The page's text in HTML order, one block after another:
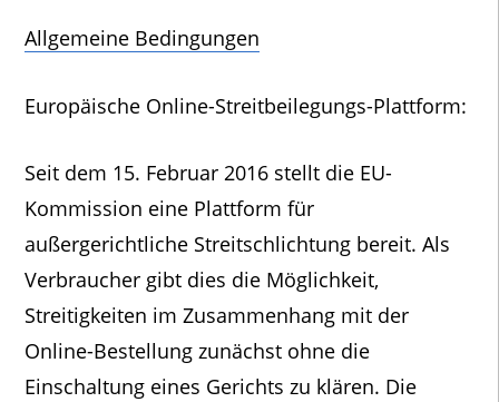
Allgemeine Bedingungen
Europäische Online-Streitbeilegungs-Plattform:
Seit dem 15. Februar 2016 stellt die EU-
Kommission eine Plattform für
außergerichtliche Streitschlichtung bereit. Als
Verbraucher gibt dies die Möglichkeit,
Streitigkeiten im Zusammenhang mit der
Online-Bestellung zunächst ohne die
Einschaltung eines Gerichts zu klären. Die